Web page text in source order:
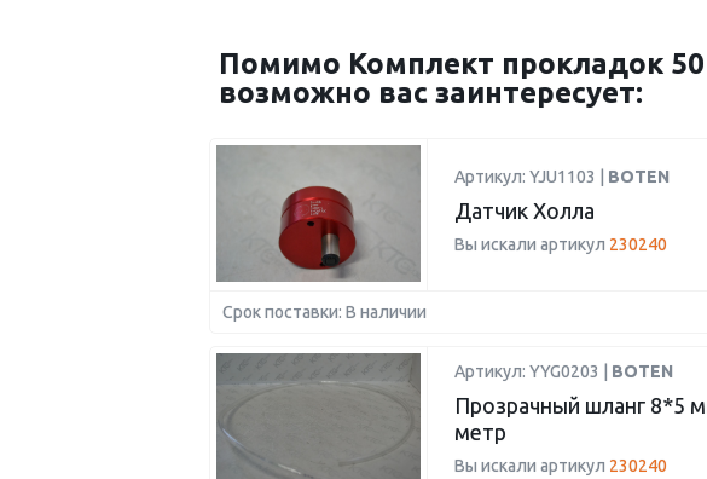
Помимо Комплект прокладок
возможно вас заинтересует:
Артикул: YJU1103 | BOTEN
Датчик Холла
Вы искали артикул 230240
Срок поставки: В наличии
Артикул: YYG0203 | BOTEN
Прозрачный шланг 8*5
метр
Вы искали артикул 230240